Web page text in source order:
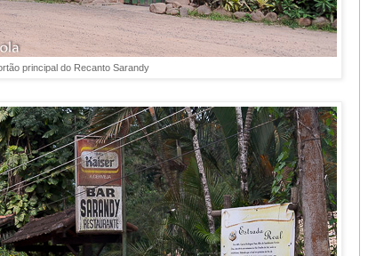
principal do Recanto Sarandy